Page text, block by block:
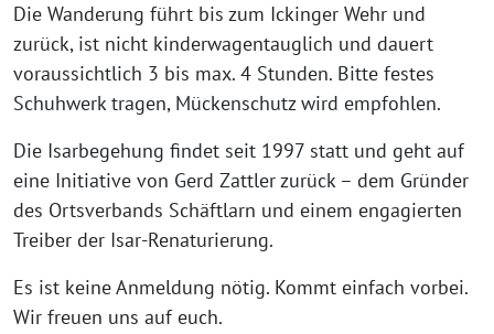
Die Wanderung führt bis zum Ickinger Wehr und
zurück, ist nicht kinderwagentauglich und dauert
voraussichtlich 3 bis max. 4 Stunden. Bitte festes
Schuhwerk tragen, Mückenschutz wird empfohlen.
Die Isarbegehung findet seit 1997 statt und geht auf
eine Initiative von Gerd Zattler zurück – dem Gründer
des Ortsverbands Schäftlarn und einem engagierten
Treiber der Isar-Renaturierung.
Es ist keine Anmeldung nötig. Kommt einfach vorbei.
Wir freuen uns auf euch.